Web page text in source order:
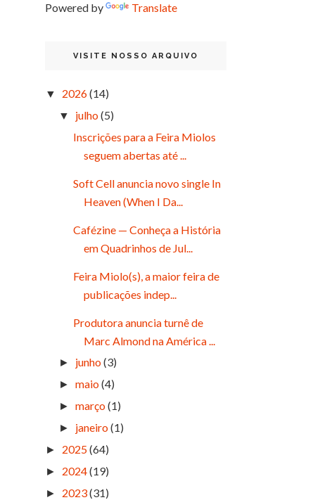
Powered by Translate
VISITE NOSSO ARQUIVO
▼ 2026(14)
▼ julho(5)
Inscrições para a Feira Miolos
seguem abertas até ...
Soft Cell anuncia novo single In
Heaven (When I Da...
Cafézine — Conheça a História
em Quadrinhos de Jul...
Feira Miolo(s), a maior feira de
publicações indep...
Produtora anuncia turnê de
Marc Almond na América ...
► junho(3)
►maio(4)
►março(1)
► janeiro(1)
► 2025(64)
► 2024(19)
► 2023(31)